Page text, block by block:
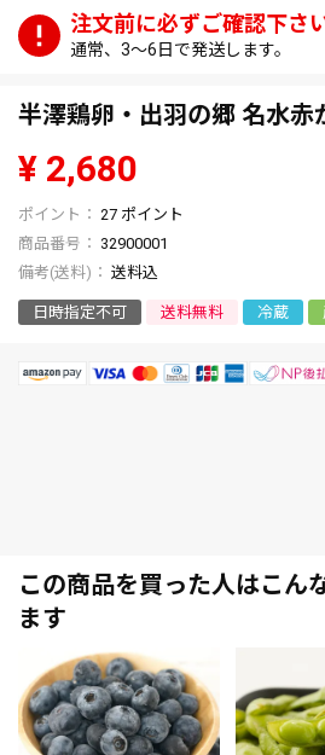
通常、3～6日で発送します。
半澤鶏卵・出羽の郷 名水赤
¥ 2,680
27 ポイント
商品番号
32900001
送料込
日時指定不可 送料無料 冷蔵
この商品を買った人はこん
ます